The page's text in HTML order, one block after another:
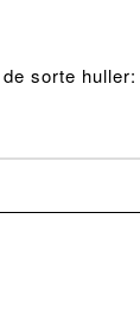
sorte